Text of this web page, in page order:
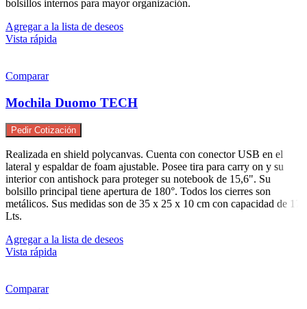
bolsillos internos para mayor organización.
Agregar a la lista de deseos
Vista rápida
Comparar
Mochila Duomo TECH
Pedir Cotización
Realizada en shield polycanvas. Cuenta con conector USB en el
lateral y espaldar de foam ajustable. Posee tira para carry on y su
interior con antishock para proteger su notebook de 15,6". Su
bolsillo principal tiene apertura de 180°. Todos los cierres son
metálicos. Sus medidas son de 35 x 25 x 10 cm con capacidad de 17
Lts.
Agregar a la lista de deseos
Vista rápida
Comparar